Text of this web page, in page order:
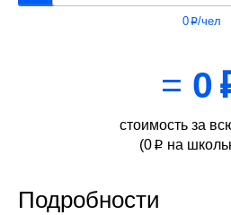
0p/чел
= 0
стоимость за
(0 p на
Подробности